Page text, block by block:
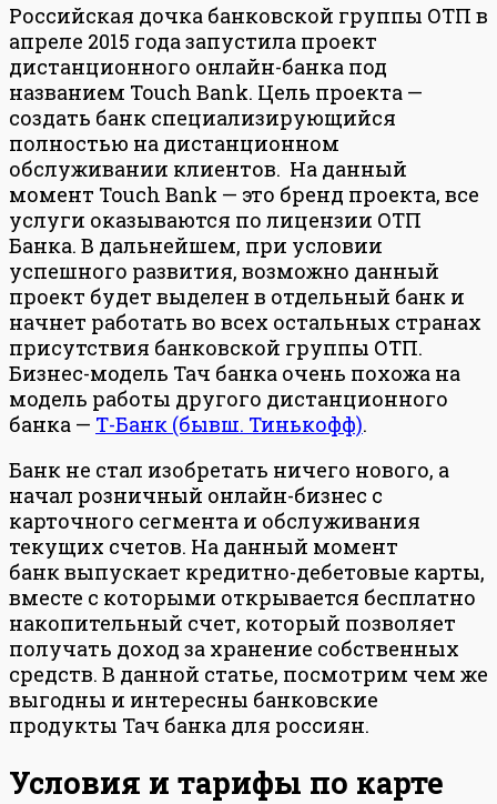
Российская дочка банковской группы ОТП в
апреле 2015 года запустила проект
дистанционного онлайн-банка под
названием Touch Bank. Цель проекта —
создать банк специализирующийся
полностью на дистанционном
обслуживании клиентов. На данный
момент Touch Bank — это бренд проекта, все
услуги оказываются по лицензии ОТП
Банка. В дальнейшем, при условии
успешного развития, возможно данный
проект будет выделен в отдельный банк и
начнет работать во всех остальных странах
присутствия банковской группы ОТП.
Бизнес-модель Тач банка очень похожа на
модель работы другого дистанционного
банка — Т-Банк (бывш. Тинькофф).
Банк не стал изобретать ничего нового, а
начал розничный онлайн-бизнес с
карточного сегмента и обслуживания
текущих счетов. На данный момент
банк выпускает кредитно-дебетовые карты,
вместе с которыми открывается бесплатно
накопительный счет, который позволяет
получать доход за хранение собственных
средств. В данной статье, посмотрим чем же
выгодны и интересны банковские
продукты Тач банка для россиян.
Условия и тарифы по карте